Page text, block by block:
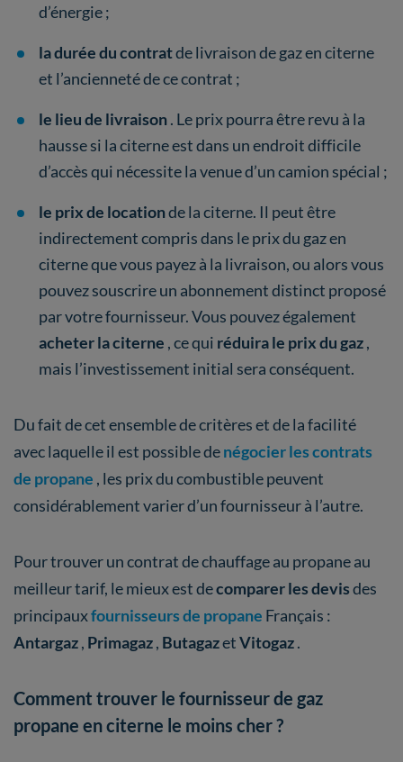
d’énergie ;
la durée du contratde livraison de gaz en citerne
et l’ancienneté de ce contrat ;
le lieu de livraison. Le prix pourra être revu à la
hausse si la citerne est dans un endroit difficile
d’accès qui nécessite la venue d’un camion spécial ;
le prix de locationde la citerne. Il peut être
indirectement compris dans le prix du gaz en
citerne que vous payez à la livraison, ou alors vous
pouvez souscrire un abonnement distinct proposé
par votre fournisseur. Vous pouvez également
acheter la citerne , ce qui réduira le prix du gaz,
mais l’investissement initial sera conséquent.
Du fait de cet ensemble de critères et de la facilité
avec laquelle il est possible denégocier les contrats
de propane , les prix du combustible peuvent
considérablement varier d’un fournisseur à l’autre.
Pour trouver un contrat de chauffage au propane au
meilleur tarif, le mieux est decomparer les devisdes
principauxfournisseurs de propane Français :
Antargaz, Primagaz, ButagazetVitogaz.
Comment trouver le fournisseur de gaz
propane en citerne le moins cher ?